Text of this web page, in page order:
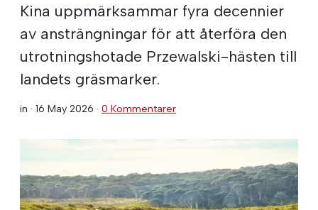
Kina uppmärksammar fyra decennier
av ansträngningar för att återföra den
utrotningshotade Przewalski-hästen till
landets gräsmarker.
in · 16 May 2026 · 0 Kommentarer